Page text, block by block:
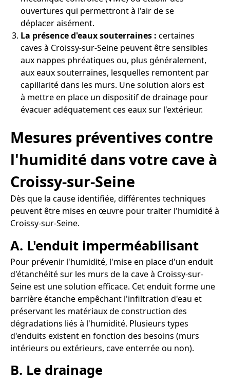
ouvertures qui permettront à l'air de se
déplacer aisément.
La présence d'eaux souterraines : certaines
caves à Croissy-sur-Seine peuvent être sensibles
aux nappes phréatiques ou, plus généralement,
aux eaux souterraines, lesquelles remontent par
capillarité dans les murs. Une solution alors est
à mettre en place un dispositif de drainage pour
évacuer adéquatement ces eaux sur l'extérieur.
Mesures préventives contre
l'humidité dans votre cave à
Croissy-sur-Seine
Dès que la cause identifiée, différentes techniques
peuvent être mises en œuvre pour traiter l'humidité à
Croissy-sur-Seine.
A. L'enduit imperméabilisant
Pour prévenir l'humidité, l'mise en place d'un enduit
d'étanchéité sur les murs de la cave à Croissy-sur-
Seine est une solution efficace. Cet enduit forme une
barrière étanche empêchant l'infiltration d'eau et
préservant les matériaux de construction des
dégradations liés à l'humidité. Plusieurs types
d'enduits existent en fonction des besoins (murs
intérieurs ou extérieurs, cave enterrée ou non).
B. Le drainage